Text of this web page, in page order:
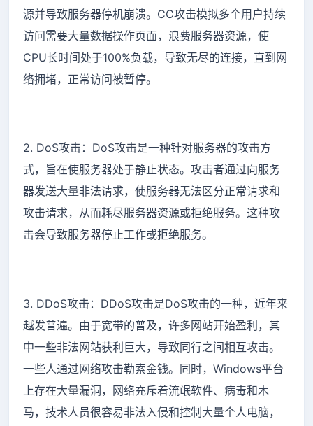
源并导致服务器停机崩溃。CC攻击模拟多个用户持续
访问需要大量数据操作页面，浪费服务器资源，使
CPU长时间处于100%负载，导致无尽的连接，直到网
络拥堵，正常访问被暂停。
2. DoS攻击：DoS攻击是一种针对服务器的攻击方
式，旨在使服务器处于静止状态。攻击者通过向服务
器发送大量非法请求，使服务器无法区分正常请求和
攻击请求，从而耗尽服务器资源或拒绝服务。这种攻
击会导致服务器停止工作或拒绝服务。
3. DDoS攻击：DDoS攻击是DoS攻击的一种，近年来
越发普遍。由于宽带的普及，许多网站开始盈利，其
中一些非法网站获利巨大，导致同行之间相互攻击。
一些人通过网络攻击勒索金钱。同时，Windows平台
上存在大量漏洞，网络充斥着流氓软件、病毒和木
马，技术人员很容易非法入侵和控制大量个人电脑，